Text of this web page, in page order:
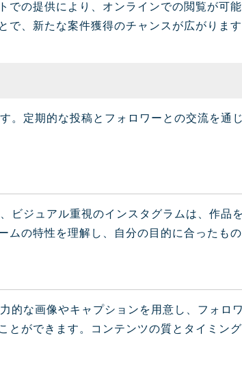
の提供により、オンラインでの閲覧が可
、新たな案件獲得のチャンスが広がります
。定期的な投稿とフォロワーとの交流を通
ジュアル重視のインスタグラムは、作品
の特性を理解し、自分の目的に合ったもの
な画像やキャプションを用意し、フォロ
とができます。コンテンツの質とタイミン